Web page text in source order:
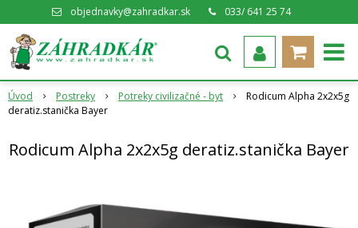
objednavky@zahradkar.sk 033/ 641 25 74
Úvod Postreky Potreky civilizačné - byt
Rodicum Alpha 2x2x5g
deratiz.stanička Bayer
Rodicum Alpha 2x2x5g deratiz.stanička Bayer